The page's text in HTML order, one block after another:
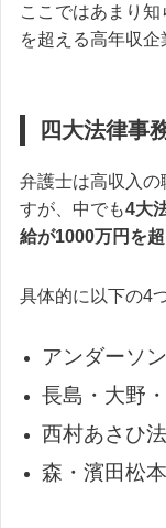
ここではあまり
を超える高年収企
四大法律事
弁護士は高収入の
すが、中でも4大
給が1000万円を
具体的に以下の4
アンダーソ
長島・大野
西村あさひ
森・濱田松